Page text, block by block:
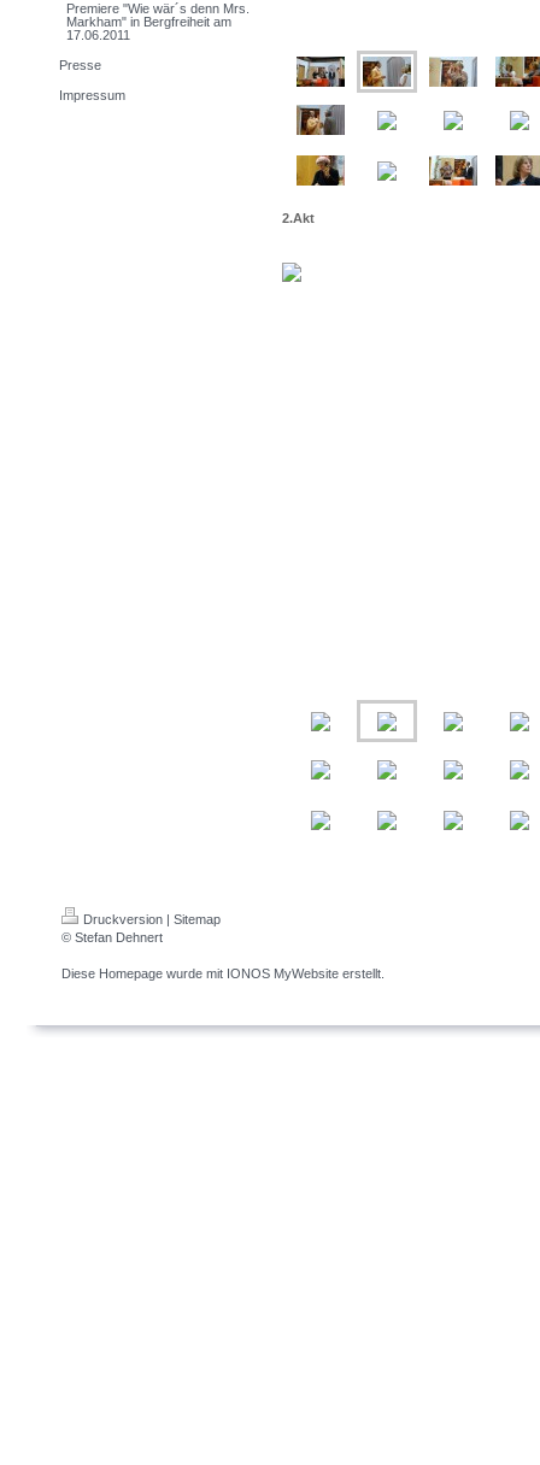
Premiere "Wie wär´s denn Mrs.
Markham" in Bergfreiheit am
17.06.2011
Presse
Impressum
2.Akt
Druckversion | Sitemap
© Stefan Dehnert
Diese Homepage wurde mit IONOS MyWebsite erstellt.